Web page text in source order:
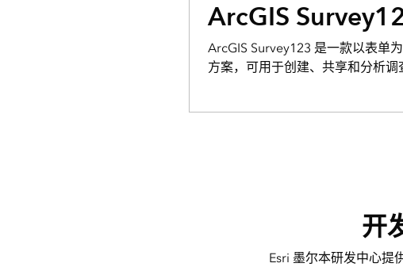
ArcGIS
ArcGIS Survey123 是一款以表单
方案，可用于创建、共享和分析调
开
Esri 墨尔本研发中心提